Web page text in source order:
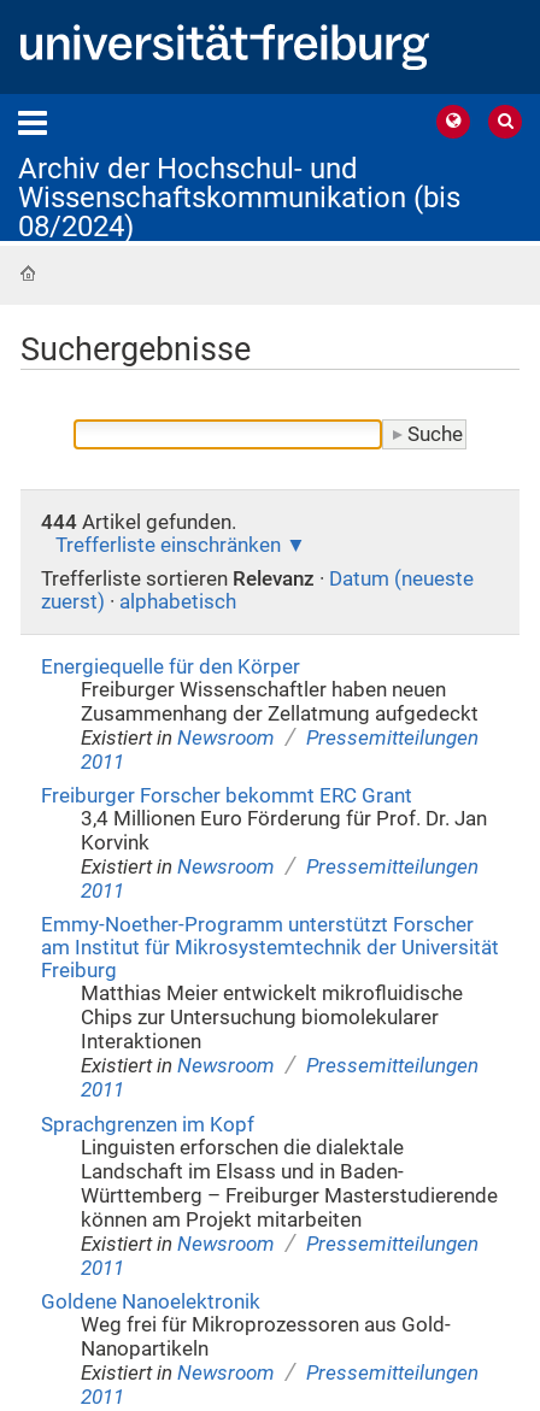
Archiv der Hochschul- und
Wissenschaftskommunikation (bis
08/2024)
Suchergebnisse
444Artikel gefunden.
Trefferliste einschränken
Trefferliste sortieren Relevanz · Datum (neueste
zuerst) · alphabetisch
Energiequelle für den Körper
Freiburger Wissenschaftler haben neuen
Zusammenhang der Zellatmung aufgedeckt
Existiert in Newsroom / Pressemitteilungen
2011
Freiburger Forscher bekommt ERC Grant
3,4 Millionen Euro Förderung für Prof. Dr. Jan
Korvink
Existiert in Newsroom / Pressemitteilungen
2011
Emmy-Noether-Programm unterstützt Forscher
am Institut für Mikrosystemtechnik der Universität
Freiburg
Matthias Meier entwickelt mikrofluidische
Chips zur Untersuchung biomolekularer
Interaktionen
Existiert in Newsroom / Pressemitteilungen
2011
Sprachgrenzen im Kopf
Linguisten erforschen die dialektale
Landschaft im Elsass und in Baden-
Württemberg – Freiburger Masterstudierende
können am Projekt mitarbeiten
Existiert in Newsroom / Pressemitteilungen
2011
Goldene Nanoelektronik
Weg frei für Mikroprozessoren aus Gold-
Nanopartikeln
Existiert in Newsroom / Pressemitteilungen
2011